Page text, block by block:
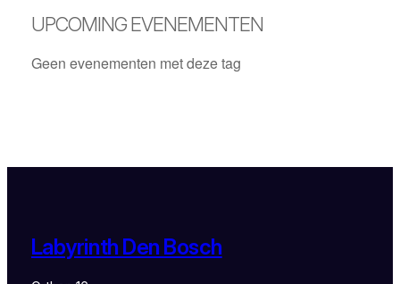
UPCOMING EVENEMENTEN
Geen evenementen met deze tag
Labyrinth Den Bosch